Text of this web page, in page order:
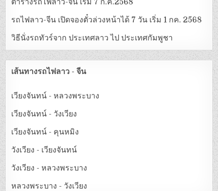
ตารางรถไฟลาว-จีน เริ่ม 7 ก.ค.2568
รถไฟลาว-จีน เปิดจองตั๋วล่วงหน้าได้ 7 วัน เริ่ม 1 กค. 2568
วิธีนั่งรถทัวร์จาก ประเทศลาว ไป ประเทศกัมพูชา
เส้นทางรถไฟลาว - จีน
เวียงจันทน์ - หลวงพระบาง
เวียงจันทน์ - วังเวียง
เวียงจันทน์ - คุนหมิง
วังเวียง - เวียงจันทน์
วังเวียง - หลวงพระบาง
หลวงพระบาง - วังเวียง